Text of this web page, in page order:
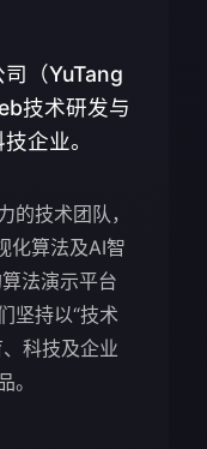
（YuTang
技术研发与
企业。
的技术团队，
化算法及AI智
法演示平台
坚持以“技术
科技及企业
。